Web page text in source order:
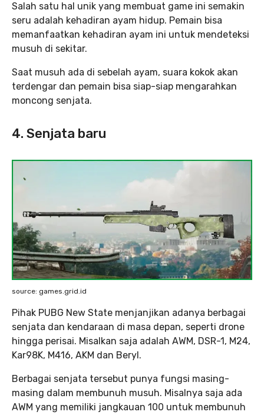
Salah satu hal unik yang membuat game ini semakin
seru adalah kehadiran ayam hidup. Pemain bisa
memanfaatkan kehadiran ayam ini untuk mendeteksi
musuh di sekitar.
Saat musuh ada di sebelah ayam, suara kokok akan
terdengar dan pemain bisa siap-siap mengarahkan
moncong senjata.
4. Senjata baru
source: games.grid.id
Pihak PUBG New State menjanjikan adanya berbagai
senjata dan kendaraan di masa depan, seperti drone
hingga perisai. Misalkan saja adalah AWM, DSR-1, M24,
Kar98K, M416, AKM dan Beryl.
Berbagai senjata tersebut punya fungsi masing-
masing dalam membunuh musuh. Misalnya saja ada
AWM yang memiliki jangkauan 100 untuk membunuh